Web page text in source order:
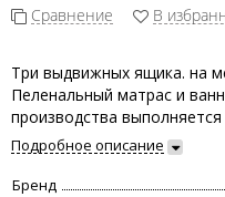
Сравнение В
Три выдвижных ящика. на
Пеленальный матрас и
производства
Подробное описание
Бренд